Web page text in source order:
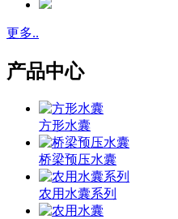
更多..
产品中心
方形水囊
桥梁预压水囊
农用水囊系列